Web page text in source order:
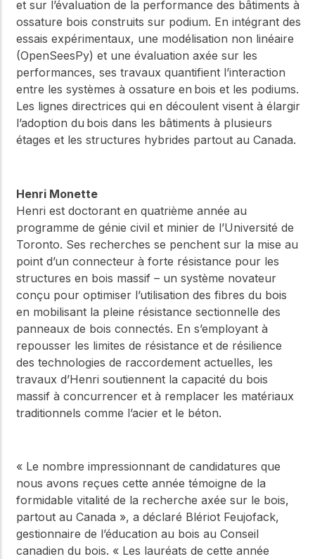
et sur l’évaluation de la performance des bâtiments à
ossature bois construits sur podium. En intégrant des
essais expérimentaux, une modélisation non linéaire
(OpenSeesPy) et une évaluation axée sur les
performances, ses travaux quantifient l’interaction
entre les systèmes à ossature en bois et les podiums.
Les lignes directrices qui en découlent visent à élargir
l’adoption du bois dans les bâtiments à plusieurs
étages et les structures hybrides partout au Canada.
Henri Monette
Henri est doctorant en quatrième année au
programme de génie civil et minier de l’Université de
Toronto. Ses recherches se penchent sur la mise au
point d’un connecteur à forte résistance pour les
structures en bois massif – un système novateur
conçu pour optimiser l’utilisation des fibres du bois
en mobilisant la pleine résistance sectionnelle des
panneaux de bois connectés. En s’employant à
repousser les limites de résistance et de résilience
des technologies de raccordement actuelles, les
travaux d’Henri soutiennent la capacité du bois
massif à concurrencer et à remplacer les matériaux
traditionnels comme l’acier et le béton.
« Le nombre impressionnant de candidatures que
nous avons reçues cette année témoigne de la
formidable vitalité de la recherche axée sur le bois,
partout au Canada », a déclaré Blériot Feujofack,
gestionnaire de l’éducation au bois au Conseil
canadien du bois. « Les lauréats de cette année